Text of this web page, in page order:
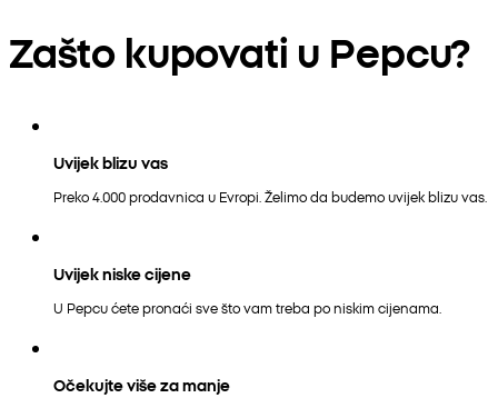
Zašto kupovati u Pepcu?
Uvijek blizu vas
Preko 4.000 prodavnica u Evropi. Želimo da budemo uvijek blizu vas.
Uvijek niske cijene
U Pepcu ćete pronaći sve što vam treba po niskim cijenama.
Očekujte više za manje